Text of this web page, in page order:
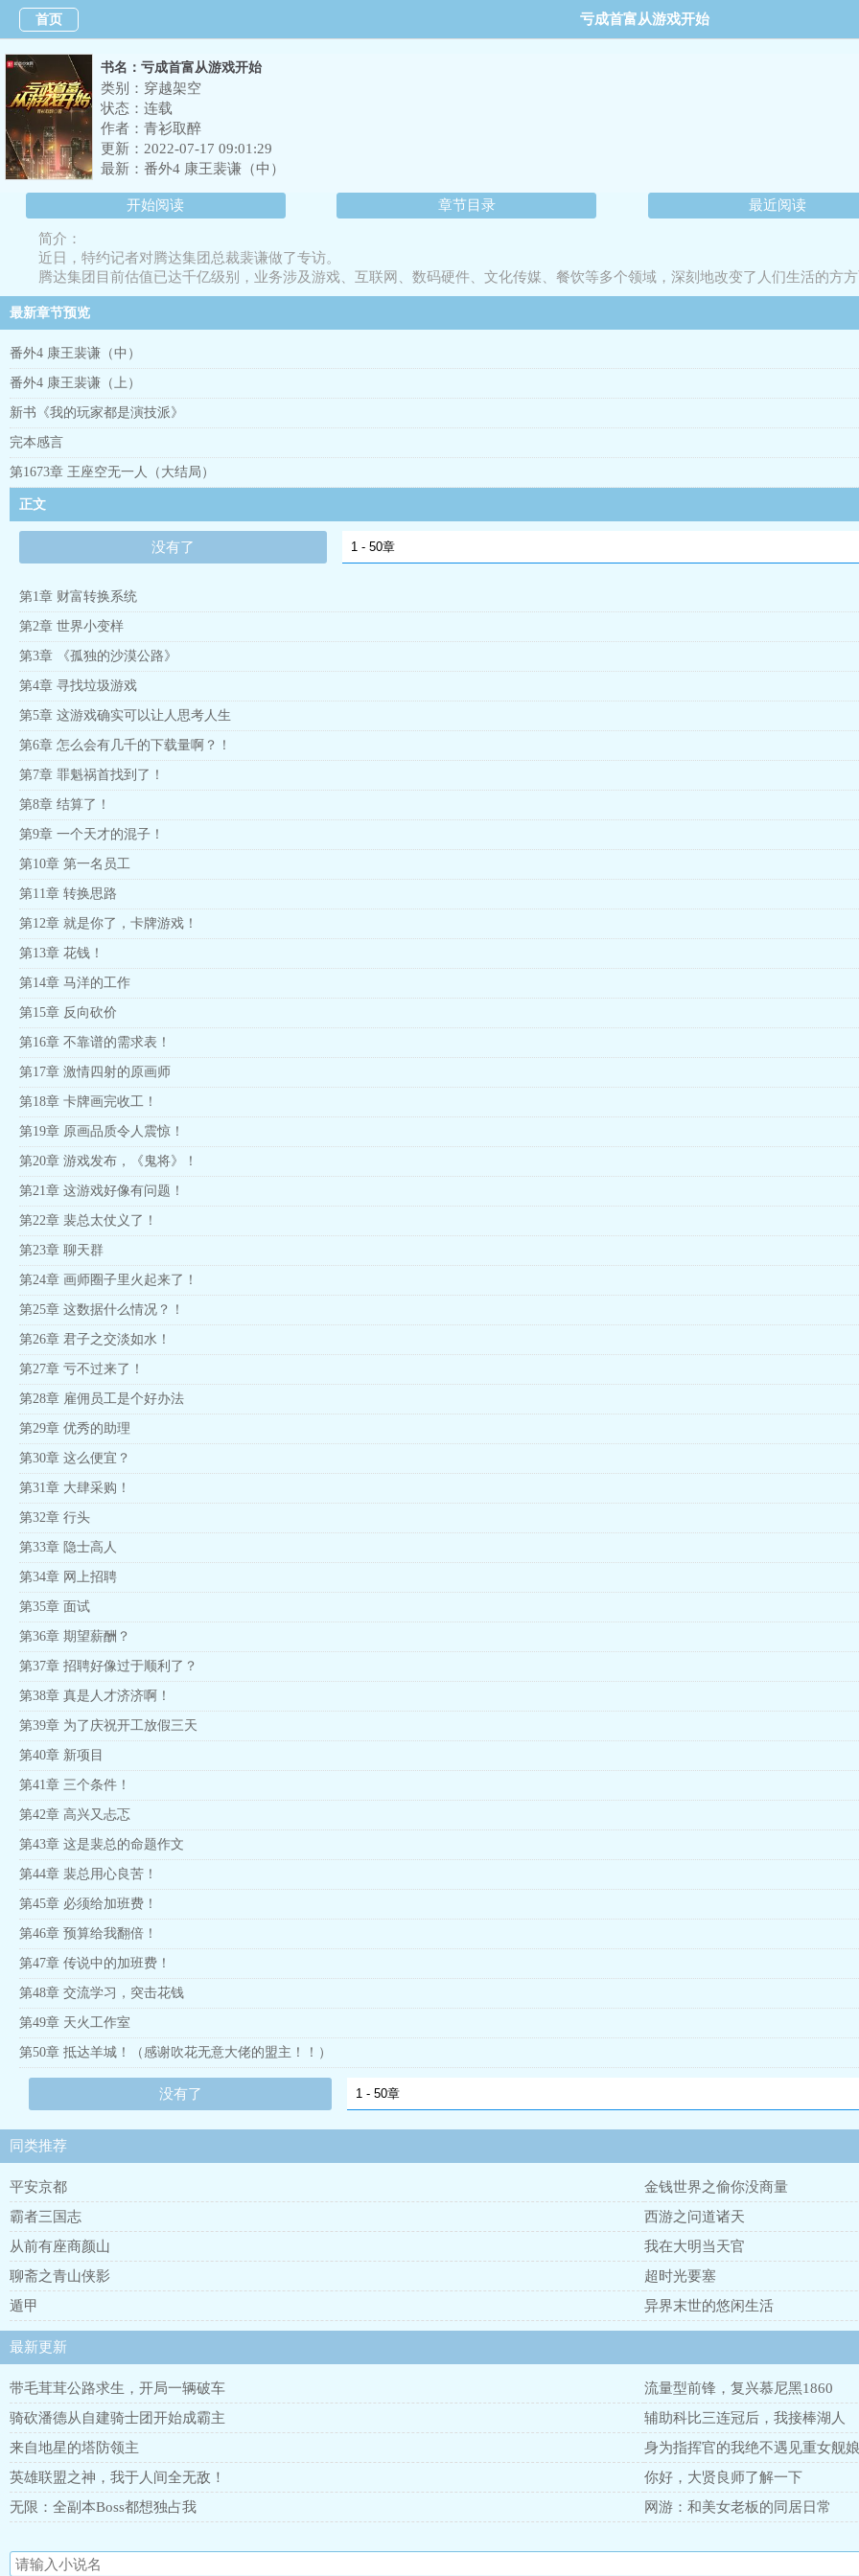
首页 亏成首富从游戏开始
书名：亏成首富从游戏开始
类别：穿越架空
状态：连载
作者： 青衫取醉
更新：2022-07-17 09:01:29
最新： 番外4 康王裴谦（中）
开始阅读 章节目录 最近阅读
简介：
近日，特约记者对腾达集团总裁裴谦做了专访。
腾达集团目前估值已达千亿级别，业务涉及游戏、互联网、数码硬件、文化传媒、餐饮等多个领域，深刻地改变了人们生活的方
而裴谦，也被视为“绝世好老板”、“不世出的投资奇才”、“天才游戏制作人”，拥有“无为而治的管理才能”和“对行业风向的精确洞
面对记者，裴谦大吐苦水。
“我真不是什么商业奇才啊！”
“我的成功，完完全全都是运气使然！”
“我最初的目标，只是想亏光五万块而已……”
看，商业天才的人生就是这么的谦虚而又低调。
书友群：893157567
最新章节预览
番外4 康王裴谦（中）
番外4 康王裴谦（上）
新书《我的玩家都是演技派》
完本感言
第1673章 王座空无一人（大结局）
正文
没有了
第1章 财富转换系统
第2章 世界小变样
第3章 《孤独的沙漠公路》
第4章 寻找垃圾游戏
第5章 这游戏确实可以让人思考人生
第6章 怎么会有几千的下载量啊？！
第7章 罪魁祸首找到了！
第8章 结算了！
第9章 一个天才的混子！
第10章 第一名员工
第11章 转换思路
第12章 就是你了，卡牌游戏！
第13章 花钱！
第14章 马洋的工作
第15章 反向砍价
第16章 不靠谱的需求表！
第17章 激情四射的原画师
第18章 卡牌画完收工！
第19章 原画品质令人震惊！
第20章 游戏发布，《鬼将》！
第21章 这游戏好像有问题！
第22章 裴总太仗义了！
第23章 聊天群
第24章 画师圈子里火起来了！
第25章 这数据什么情况？！
第26章 君子之交淡如水！
第27章 亏不过来了！
第28章 雇佣员工是个好办法
第29章 优秀的助理
第30章 这么便宜？
第31章 大肆采购！
第32章 行头
第33章 隐士高人
第34章 网上招聘
第35章 面试
第36章 期望薪酬？
第37章 招聘好像过于顺利了？
第38章 真是人才济济啊！
第39章 为了庆祝开工放假三天
第40章 新项目
第41章 三个条件！
第42章 高兴又忐忑
第43章 这是裴总的命题作文
第44章 裴总用心良苦！
第45章 必须给加班费！
第46章 预算给我翻倍！
第47章 传说中的加班费！
第48章 交流学习，突击花钱
第49章 天火工作室
第50章 抵达羊城！（感谢吹花无意大佬的盟主！！）
没有了
同类推荐
平安京都
金钱世界之偷你没商量
霸者三国志
西游之问道诸天
从前有座商颜山
我在大明当天官
聊斋之青山侠影
超时光要塞
遁甲
异界末世的悠闲生活
最新更新
带毛茸茸公路求生，开局一辆破车
流量型前锋，复兴慕尼黑1860
骑砍潘德从自建骑士团开始成霸主
辅助科比三连冠后，我接棒湖人
来自地星的塔防领主
身为指挥官的我绝不遇见重女舰娘
英雄联盟之神，我于人间全无敌！
你好，大贤良师了解一下
无限：全副本Boss都想独占我
网游：和美女老板的同居日常